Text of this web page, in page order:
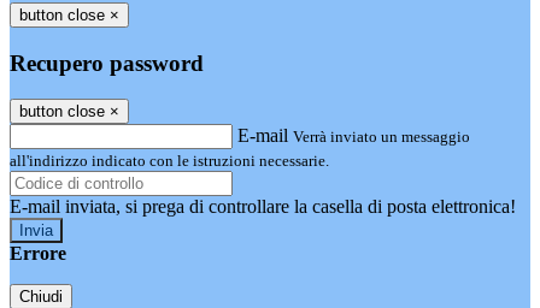
button close ×
Recupero password
button close ×
E-mail Verrà inviato un messaggio
all'indirizzo indicato con le istruzioni necessarie.
E-mail inviata, si prega di controllare la casella di posta elettronica!
Errore
Chiudi